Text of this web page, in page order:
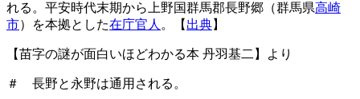
れる。平安時代末期から上野国群馬郡長野郷（群馬県高崎
市）を本拠とした在庁官人 。【 出典】
【苗字の謎が面白いほどわかる本 丹羽基二】より
＃ 長野と永野は通用される。